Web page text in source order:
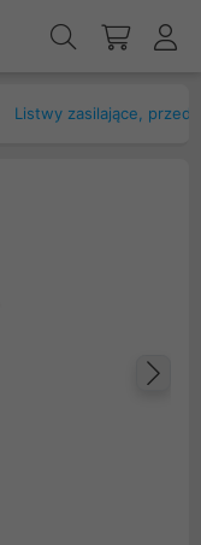
Listwy zasilające,